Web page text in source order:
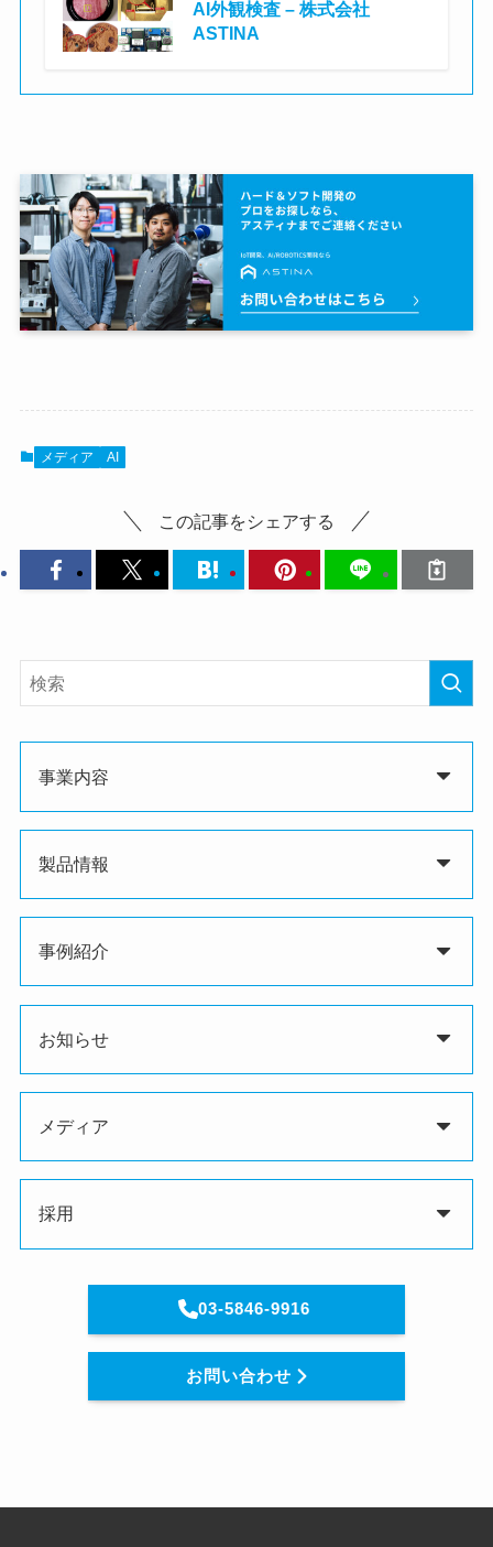
AI外観検査 – 株式会社
ASTINA
メディア AI
この記事をシェアする
事業内容
製品情報
事例紹介
お知らせ
メディア
採用
03-5846-9916
お問い合わせ